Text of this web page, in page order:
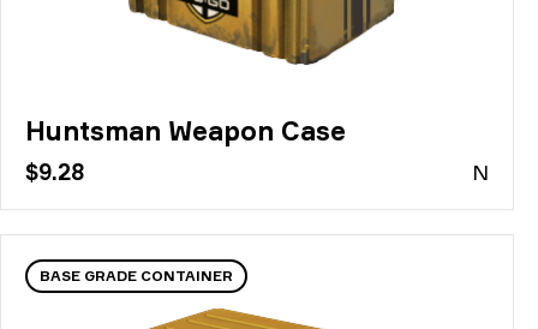
Huntsman Weapon Case
$9.28 N
BASE GRADE CONTAINER